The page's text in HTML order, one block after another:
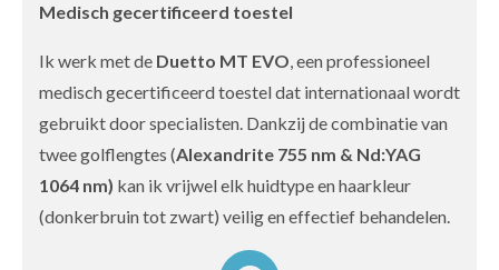
Medisch gecertificeerd toestel
Ik werk met de Duetto MT EVO, een professioneel
medisch gecertificeerd toestel dat internationaal wordt
gebruikt door specialisten. Dankzij de combinatie van
twee golflengtes (Alexandrite 755 nm & Nd:YAG
1064 nm) kan ik vrijwel elk huidtype en haarkleur
(donkerbruin tot zwart) veilig en effectief behandelen.